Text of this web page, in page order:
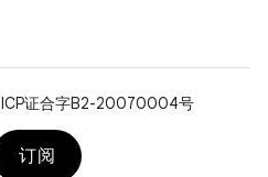
ICP证合字B2-20070004号
订阅